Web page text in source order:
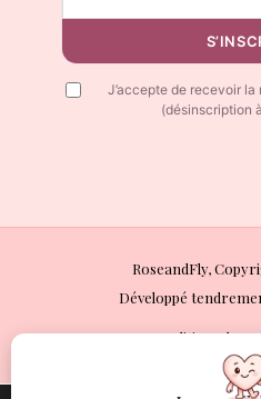
J’accepte de recevoir
(désinscription
RoseandFly,
Développé
Politique de
Mentions
Conditions